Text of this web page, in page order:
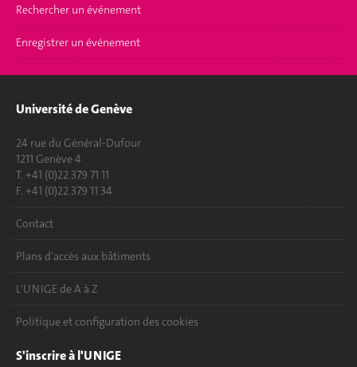
Rechercher un événement
Enregistrer un événement
Université de Genève
24 rue du Général-Dufour
1211 Genève 4
T. +41 (0)22 379 71 11
F. +41 (0)22 379 11 34
Contact
Plans d'accès aux bâtiments
L'UNIGE de A à Z
Politique et configuration des cookies
S'inscrire à l'UNIGE